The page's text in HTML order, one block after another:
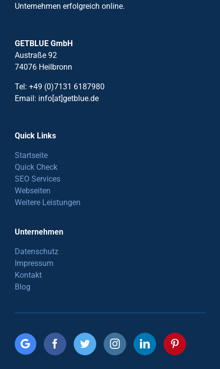
Unternehmen erfolgreich online.
GETBLUE GmbH
Austraße 92
74076 Heilbronn
Tel: +49 (0)7131 6187980
Email: info[at]getblue.de
Quick Links
Startseite
Quick Check
SEO Services
Webseiten
Weitere Leistungen
Unternehmen
Datenschutz
Impressum
Kontakt
Blog